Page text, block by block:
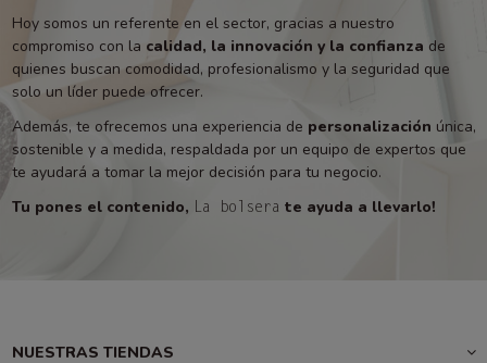
Hoy somos un referente en el sector, gracias a nuestro
compromiso con la calidad, la innovación y la confianza de
quienes buscan comodidad, profesionalismo y la seguridad que
solo un líder puede ofrecer.
Además, te ofrecemos una experiencia de personalización única,
sostenible y a medida, respaldada por un equipo de expertos que
te ayudará a tomar la mejor decisión para tu negocio.
Tu pones el contenido, La bolsera te ayuda a llevarlo!
NUESTRAS TIENDAS